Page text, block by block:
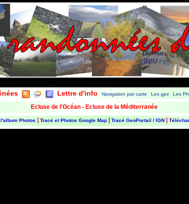
Lettre d'info Navigation par carte Les gpx Les
Ecluse de l'Océan - Ecluse de la Méditerranée
Photos Tracé et Photos Google Map Tracé GeoPortail / IGN